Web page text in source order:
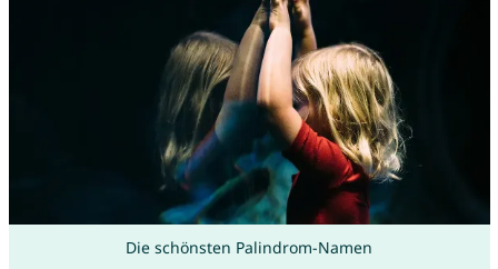
Die schönsten Palindrom-Namen